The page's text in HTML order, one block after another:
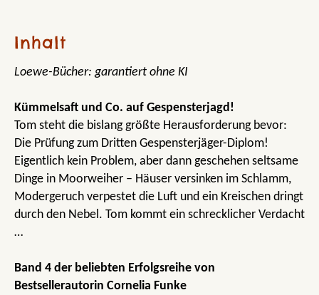
Inhalt
Loewe-Bücher: garantiert ohne KI
Kümmelsaft und Co. auf Gespensterjagd!
Tom steht die bislang größte Herausforderung bevor:
Die Prüfung zum Dritten Gespensterjäger-Diplom!
Eigentlich kein Problem, aber dann geschehen seltsame
Dinge in Moorweiher – Häuser versinken im Schlamm,
Modergeruch verpestet die Luft und ein Kreischen dringt
durch den Nebel. Tom kommt ein schrecklicher Verdacht
…
Band 4 der beliebten Erfolgsreihe von
Bestsellerautorin Cornelia Funke